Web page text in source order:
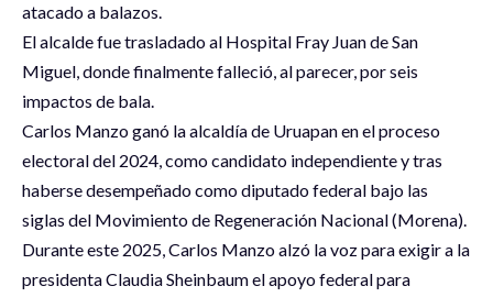
atacado a balazos.
El alcalde fue trasladado al Hospital Fray Juan de San
Miguel, donde finalmente falleció, al parecer, por seis
impactos de bala.
Carlos Manzo ganó la alcaldía de Uruapan en el proceso
electoral del 2024, como candidato independiente y tras
haberse desempeñado como diputado federal bajo las
siglas del Movimiento de Regeneración Nacional (Morena).
Durante este 2025, Carlos Manzo alzó la voz para exigir a la
presidenta Claudia Sheinbaum el apoyo federal para